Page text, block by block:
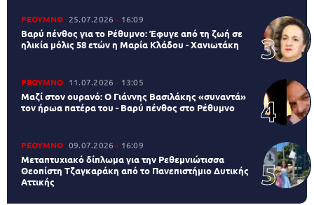
ΡΕΘΥΜΝΟ 25.07.2026 16:09
Βαρύ πένθος για το Ρέθυμνο: Έφυγε από τη ζωή σε
ηλικία μόλις 58 ετών η Μαρία Κλάδου - Χανιωτάκη
ΡΕΘΥΜΝΟ 11.07.2026 13:05
Μαζί στον ουρανό: Ο Γιάννης Βασιλάκης «συναντά»
τον ήρωα πατέρα του - Βαρύ πένθος στο Ρέθυμνο
ΡΕΘΥΜΝΟ 09.07.2026 16:09
Μεταπτυχιακό δίπλωμα για την Ρεθεμνιώτισσα
Θεοπίστη Τζαγκαράκη από το Πανεπιστήμιο Δυτικής
Αττικής